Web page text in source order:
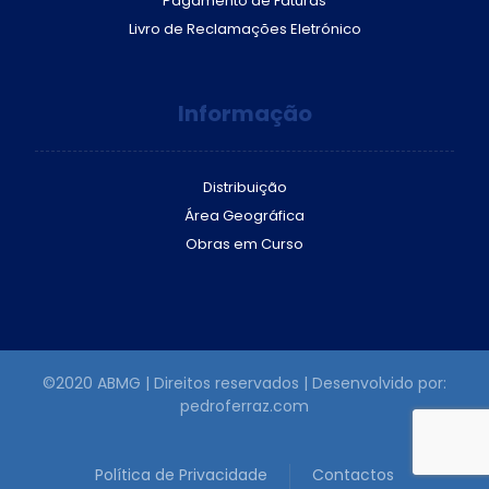
Livro de Reclamações Eletrónico
Informação
Distribuição
Área Geográfica
Obras em Curso
©2020 ABMG | Direitos reservados | Desenvolvido por:
pedroferraz.com
Contactos
Política de Privacidade